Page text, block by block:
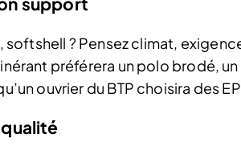
? Pensez climat,
préférera un polo brodé,
ouvrier du BTP choisira des